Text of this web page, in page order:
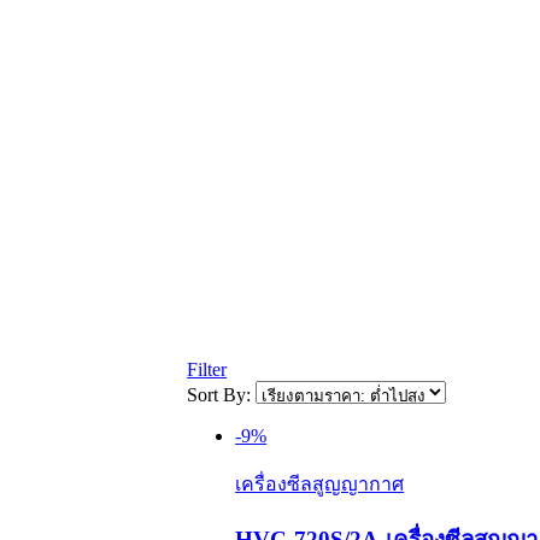
Filter
Sort By:
-9%
เครื่องซีลสูญญากาศ